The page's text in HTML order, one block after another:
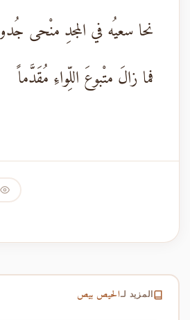
نحا سعيُه في المجدِ منْحى
فما زالَ متْبوعَ اللِّواءِ مُقَدَّماً
المزيد لـالحيص بيص